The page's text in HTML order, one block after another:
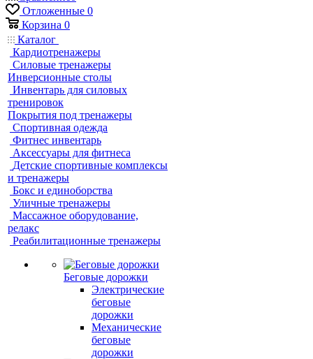
Отложенные 0
Корзина 0
Каталог
Кардиотренажеры
Силовые тренажеры
Инверсионные столы
Инвентарь для силовых
тренировок
Покрытия под тренажеры
Спортивная одежда
Фитнес инвентарь
Аксессуары для фитнеса
Детские спортивные комплексы
и тренажеры
Бокс и единоборства
Уличные тренажеры
Массажное оборудование,
релакс
Реабилитационные тренажеры
Беговые дорожки
Электрические
беговые
дорожки
Механические
беговые
дорожки